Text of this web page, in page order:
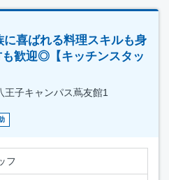
に喜ばれる料理スキルも身
歓迎◎【キッチンスタッ
子キャンパス蔦友館1
フ